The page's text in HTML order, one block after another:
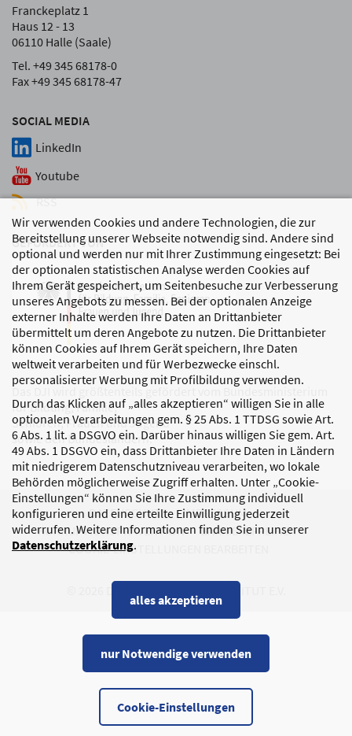
Wir verwenden Cookies und andere Technologien, die zur
Bereitstellung unserer Webseite notwendig sind. Andere sind
optional und werden nur mit Ihrer Zustimmung eingesetzt: Bei
der optionalen statistischen Analyse werden Cookies auf
Ihrem Gerät gespeichert, um Seitenbesuche zur Verbesserung
unseres Angebots zu messen. Bei der optionalen Anzeige
externer Inhalte werden Ihre Daten an Drittanbieter
übermittelt um deren Angebote zu nutzen. Die Drittanbieter
können Cookies auf Ihrem Gerät speichern, Ihre Daten
weltweit verarbeiten und für Werbezwecke einschl.
personalisierter Werbung mit Profilbildung verwenden.
Durch das Klicken auf „alles akzeptieren“ willigen Sie in alle
optionalen Verarbeitungen gem. § 25 Abs. 1 TTDSG sowie Art.
6 Abs. 1 lit. a DSGVO ein. Darüber hinaus willigen Sie gem. Art.
49 Abs. 1 DSGVO ein, dass Drittanbieter Ihre Daten in Ländern
mit niedrigerem Datenschutzniveau verarbeiten, wo lokale
Behörden möglicherweise Zugriff erhalten. Unter „Cookie-
Einstellungen“ können Sie Ihre Zustimmung individuell
konfigurieren und eine erteilte Einwilligung jederzeit
widerrufen. Weitere Informationen finden Sie in unserer
Datenschutzerklärung.
Cookie-Einstellungen
alles akzeptieren
nur Notwendige verwenden
SOCIAL MEDIA
LinkedIn
Youtube
RSS
Franckeplatz 1
Haus 12 - 13
06110 Halle (Saale)
Tel. +49 345 68178-0
Fax +49 345 68178-47
GEFÖRDERT VON
Das DJI wird größtenteils gefördert vom Bundesministerium
für Bildung, Familie,
Senioren, Frauen und Jugend
sowie den Bundesländern.
DATENSCHUTZ
IMPRESSUM
KORRUPTIONSPRÄVENTION
BARRIEREFREIHEIT
COOKIE-EINSTELLUNGEN BEARBEITEN